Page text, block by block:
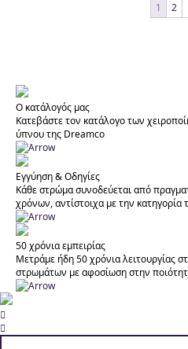
1 2
Ο κατάλογός μας
Κατεβάστε τον κατάλογο των
ύπνου της Dreamco
Εγγύηση & Οδηγίες
Κάθε στρώμα συνοδεύεται από
χρόνων, αντίστοιχα με την κατηγορία
50 χρόνια εμπειρίας
Μετράμε ήδη 50 χρόνια λειτουργίας
στρωμάτων με αφοσίωση στην

